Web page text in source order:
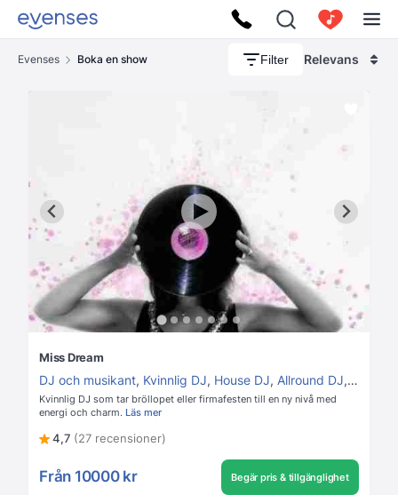
Evenses Boka en show Filter Relevans
Miss Dream
DJ och musikant, Kvinnlig DJ, House DJ, Allround DJ, 80's
Kvinnlig DJ som tar bröllopet eller firmafesten till en ny nivå med
energi och charm. Läs mer
4,7 (27 recensioner)
Från 10000 kr Begär pris & tillgänglighet